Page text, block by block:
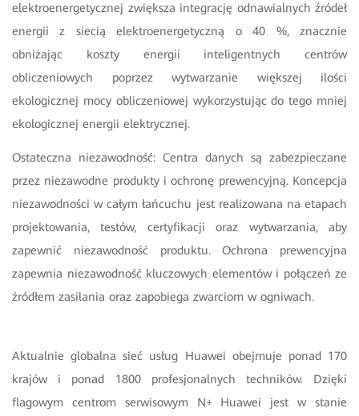
elektroenergetycznej zwiększa integrację odnawialnych źródeł
energii z siecią elektroenergetyczną o 40 %, znacznie
obniżając koszty energii inteligentnych centrów
obliczeniowych poprzez wytwarzanie większej ilości
ekologicznej mocy obliczeniowej wykorzystując do tego mniej
ekologicznej energii elektrycznej.
Ostateczna niezawodność: Centra danych są zabezpieczane
przez niezawodne produkty i ochronę prewencyjną. Koncepcja
niezawodności w całym łańcuchu jest realizowana na etapach
projektowania, testów, certyfikacji oraz wytwarzania, aby
zapewnić niezawodność produktu. Ochrona prewencyjna
zapewnia niezawodność kluczowych elementów i połączeń ze
źródłem zasilania oraz zapobiega zwarciom w ogniwach.
Aktualnie globalna sieć usług Huawei obejmuje ponad 170
krajów i ponad 1800 profesjonalnych techników. Dzięki
flagowym centrom serwisowym N+ Huawei jest w stanie